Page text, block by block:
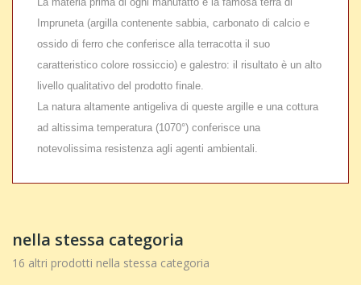
Impruneta (argilla contenente sabbia, carbonato di calcio e
ossido di ferro che conferisce alla terracotta il suo
caratteristico colore rossiccio) e galestro: il risultato è un alto
livello qualitativo del prodotto finale.
La natura altamente antigeliva di queste argille e una cottura
ad altissima temperatura (1070°) conferisce una
notevolissima resistenza agli agenti ambientali.
nella stessa categoria
16 altri prodotti nella stessa categoria